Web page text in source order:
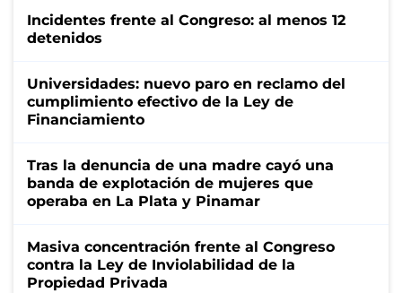
Incidentes frente al Congreso: al menos 12
detenidos
Universidades: nuevo paro en reclamo del
cumplimiento efectivo de la Ley de
Financiamiento
Tras la denuncia de una madre cayó una
banda de explotación de mujeres que
operaba en La Plata y Pinamar
Masiva concentración frente al Congreso
contra la Ley de Inviolabilidad de la
Propiedad Privada